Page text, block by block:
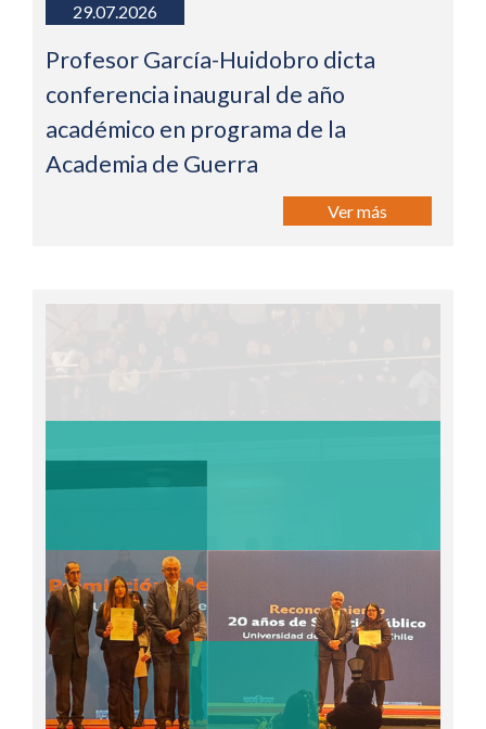
29.07.2026
Profesor García-Huidobro dicta
conferencia inaugural de año
académico en programa de la
Academia de Guerra
Ver más